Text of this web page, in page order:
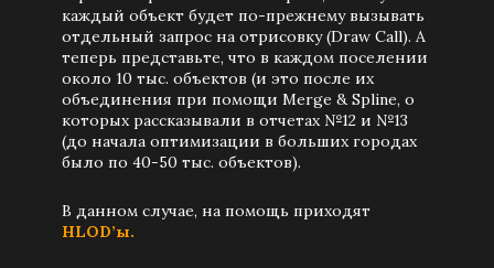
каждый объект будет по-прежнему вызывать
отдельный запрос на отрисовку (Draw Call). А
теперь представьте, что в каждом поселении
около 10 тыс. объектов (и это после их
объединения при помощи Merge & Spline, о
которых рассказывали в отчетах №12 и №13
(до начала оптимизации в больших городах
было по 40-50 тыс. объектов).
В данном случае, на помощь приходят
HLOD’ы.